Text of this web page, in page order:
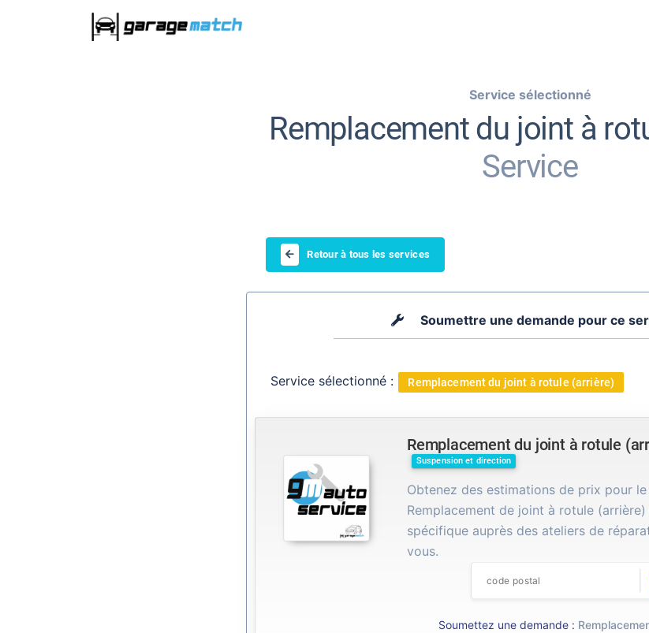
Service sélectionné
Remplacement du joint à
Service
Retour à tous les services
Soumettre une demande pour ce
Service sélectionné : Remplacement du joint à rotule (arrière)
Remplacement du joint à rotule
Suspension et direction
Obtenez des estimations de prix pour
Remplacement de joint à rotule
spécifique auprès des ateliers de
vous.
Soumettez une demande :